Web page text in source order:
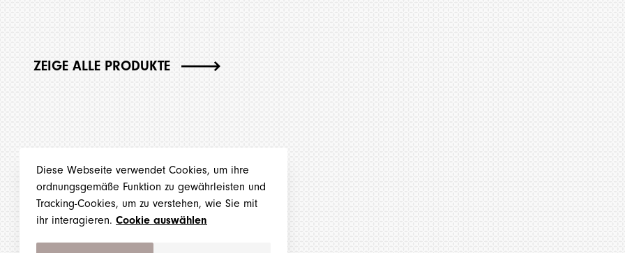
Diese Webseite verwendet Cookies, um ihre
ordnungsgemäße Funktion zu gewährleisten und
Tracking-Cookies, um zu verstehen, wie Sie mit
ihr interagieren. Cookie auswählen
ZEIGE ALLE PRODUKTE